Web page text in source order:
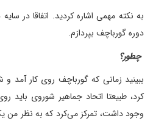
به نکته مهمی اشاره کردید. اتفاقا در
دوره گورباچف بپردازم.
‌ چطور؟
ببینید زمانی که گورباچف روی کار آمد
کرد، طبیعتا اتحاد جماهیر شوروی
وجود داشت، تمرکز می‌کرد که به نظر من